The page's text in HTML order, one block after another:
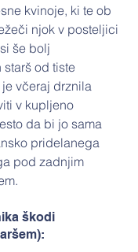
kvinoje, ki te ob
njok v posteljici
še bolj
od tiste
včeraj drznila
v kupljeno
da bi jo sama
pridelanega
pod zadnjim
škodi